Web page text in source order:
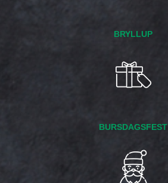
BRYLLUP
BURSDAGSFEST